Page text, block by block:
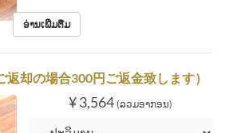
ອ່ານເພີ່ມຕື່ມ
却の場合300円ご返金致します）
¥ 3,564 (ລວມອາກອນ)